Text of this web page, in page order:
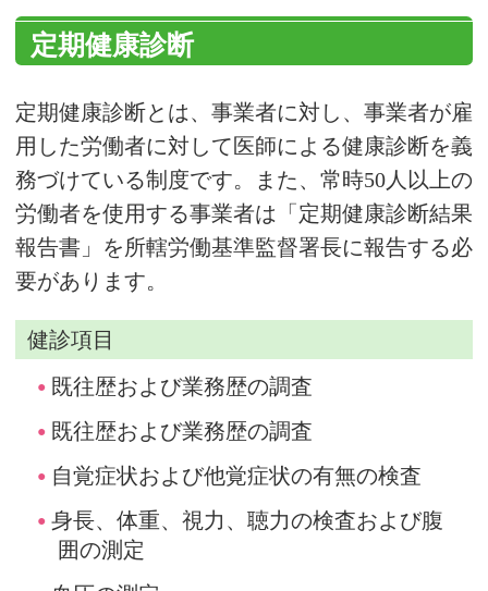
定期健康診断
定期健康診断とは、事業者に対し、事業者が雇
用した労働者に対して医師による健康診断を義
務づけている制度です。また、常時50人以上の
労働者を使用する事業者は「定期健康診断結果
報告書」を所轄労働基準監督署長に報告する必
要があります。
健診項目
既往歴および業務歴の調査
既往歴および業務歴の調査
自覚症状および他覚症状の有無の検査
身長、体重、視力、聴力の検査および腹
囲の測定